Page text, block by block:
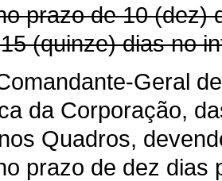
prazo de 10 (dez)
(quinze) dias no
Geral
da Corporação,
Quadros,
prazo de dez dias